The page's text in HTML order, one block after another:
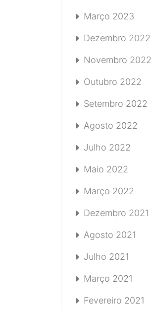
Março 2023
Dezembro 2022
Novembro 2022
Outubro 2022
Setembro 2022
Agosto 2022
Julho 2022
Maio 2022
Março 2022
Dezembro 2021
Agosto 2021
Julho 2021
Março 2021
Fevereiro 2021